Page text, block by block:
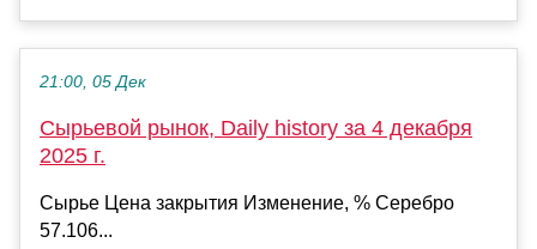
21:00, 05 Дек
Сырьевой рынок, Daily history за 4 декабря
2025 г.
Сырье Цена закрытия Изменение, % Серебро
57.106...